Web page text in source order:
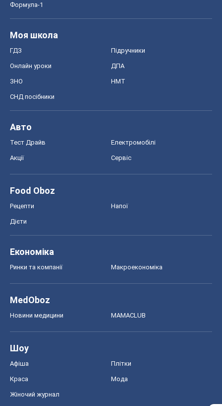
Формула-1
Моя школа
ГДЗ Підручники
Онлайн уроки ДПА
ЗНО НМТ
СНД посібники
Авто
Тест Драйв Електромобілі
Акції Сервіс
Food Oboz
Рецепти Напої
Дієти
Економіка
Ринки та компанії Макроекономіка
MedOboz
Новини медицини MAMACLUB
Шоу
Афіша Плітки
Краса Мода
Жіночий журнал